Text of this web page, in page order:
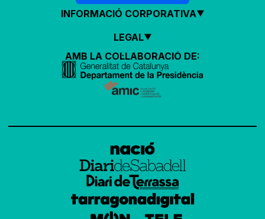
INFORMACIÓ CORPORATIVA
LEGAL
AMB LA COL·LABORACIÓ DE: